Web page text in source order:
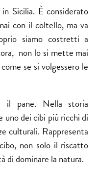
Sicilia. È considerato
con il coltello, ma va
siamo costretti a
non lo si mette mai
se si volgessero le
pane. Nella storia
uno dei cibi più ricchi di
culturali. Rappresenta
non solo il riscatto
di dominare la natura.